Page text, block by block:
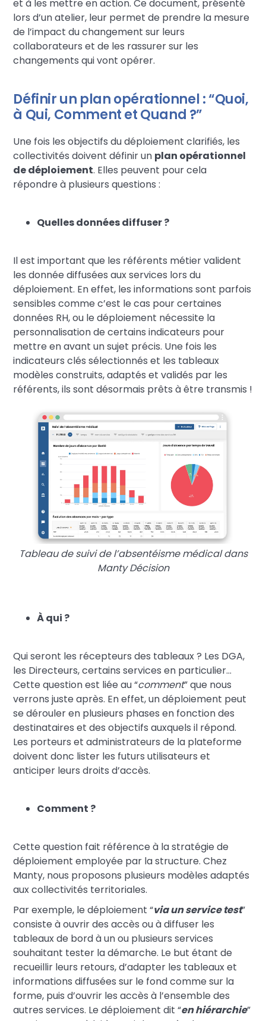
et à les mettre en action. Ce document, présenté
lors d’un atelier, leur permet de prendre la mesure
de l’impact du changement sur leurs
collaborateurs et de les rassurer sur les
changements qui vont opérer.
Définir un plan opérationnel : “Quoi,
à Qui, Comment et Quand ?”
Une fois les objectifs du déploiement clarifiés, les
collectivités doivent définir un plan opérationnel
de déploiement. Elles peuvent pour cela
répondre à plusieurs questions :
Quelles données diffuser ?
Il est important que les référents métier valident
les donnée diffusées aux services lors du
déploiement. En effet, les informations sont parfois
sensibles comme c’est le cas pour certaines
données RH, ou le déploiement nécessite la
personnalisation de certains indicateurs pour
mettre en avant un sujet précis. Une fois les
indicateurs clés sélectionnés et les tableaux
modèles construits, adaptés et validés par les
référents, ils sont désormais prêts à être transmis !
Tableau de suivi de l’absentéisme médical dans
Manty Décision
À qui ?
Qui seront les récepteurs des tableaux ? Les DGA,
les Directeurs, certains services en particulier…
Cette question est liée au “comment” que nous
verrons juste après. En effet, un déploiement peut
se dérouler en plusieurs phases en fonction des
destinataires et des objectifs auxquels il répond.
Les porteurs et administrateurs de la plateforme
doivent donc lister les futurs utilisateurs et
anticiper leurs droits d’accès.
Comment ?
Cette question fait référence à la stratégie de
déploiement employée par la structure. Chez
Manty, nous proposons plusieurs modèles adaptés
aux collectivités territoriales.
Par exemple, le déploiement “via un service test”
consiste à ouvrir des accès ou à diffuser les
tableaux de bord à un ou plusieurs services
souhaitant tester la démarche. Le but étant de
recueillir leurs retours, d’adapter les tableaux et
informations diffusées sur le fond comme sur la
forme, puis d’ouvrir les accès à l’ensemble des
autres services. Le déploiement dit “en hiérarchie”